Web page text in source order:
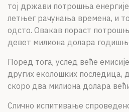
тој држави потрошња
летњег рачунања времена, и
одсто. Овакав пораст
девет милиона долара
Поред тога, услед веће
других еколошких последица,
скоро два милиона долара
Слично испитивање